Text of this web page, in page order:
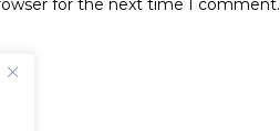
for the next time I comment.